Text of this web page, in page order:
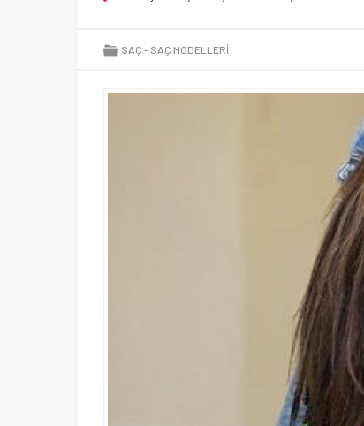
SAÇ SAÇ MODELLERI